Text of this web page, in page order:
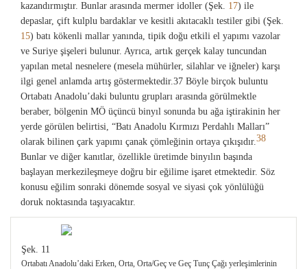
kazandırmıştır. Bunlar arasında mermer idoller (Şek. 17) ile
depaslar, çift kulplu bardaklar ve kesitli akıtacaklı testiler gibi (Şek.
15) batı kökenli mallar yanında, tipik doğu etkili el yapımı vazolar
ve Suriye şişeleri bulunur. Ayrıca, artık gerçek kalay tuncundan
yapılan metal nesnelere (mesela mühürler, silahlar ve iğneler) karşı
ilgi genel anlamda artış göstermektedir.37 Böyle birçok buluntu
Ortabatı Anadolu’daki buluntu grupları arasında görülmektle
beraber, bölgenin MÖ üçüncü binyıl sonunda bu ağa iştirakinin her
yerde görülen belirtisi, “Batı Anadolu Kırmızı Perdahlı Malları”
olarak bilinen çark yapımı çanak çömleğinin ortaya çıkışıdır.38
Bunlar ve diğer kanıtlar, özellikle üretimde binyılın başında
başlayan merkezileşmeye doğru bir eğilime işaret etmektedir. Söz
konusu eğilim sonraki dönemde sosyal ve siyasi çok yönlülüğü
doruk noktasında taşıyacaktır.
Şek. 11
Ortabatı Anadolu’daki Erken, Orta, Orta/Geç ve Geç Tunç Çağı yerleşimlerinin